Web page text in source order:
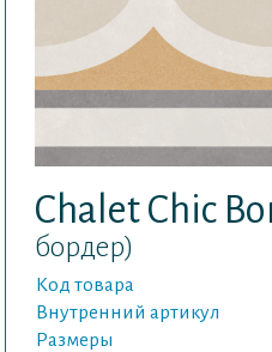
Chalet Chic
бордер)
Код товара
Внутренний артикул
Размеры